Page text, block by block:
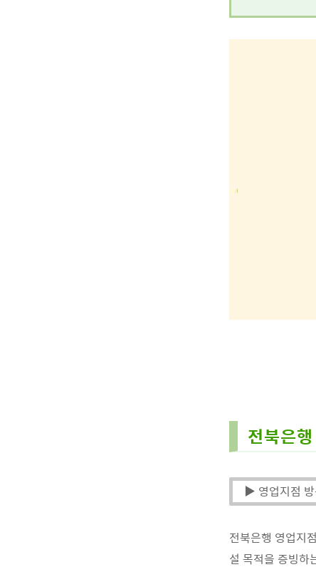
전북은
▶ 영업지점
전북은행 영업지
설 목적을 증빙하